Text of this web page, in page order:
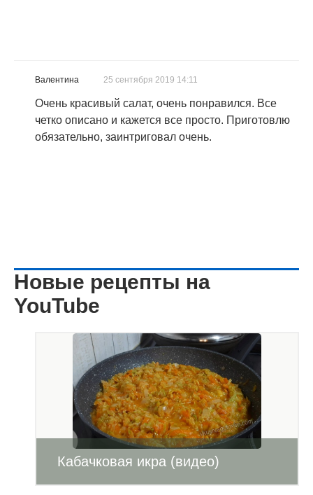
Валентина 25 сентября 2019 14:11
Очень красивый салат, очень понравился. Все
четко описано и кажется все просто. Приготовлю
обязательно, заинтриговал очень.
Новые рецепты на
YouTube
Кабачковая икра (видео)